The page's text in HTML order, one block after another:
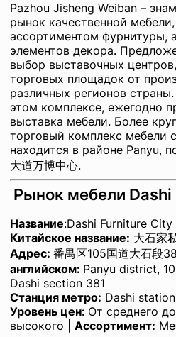
Pazhou Jisheng Weiban –
рынок качественной
ассортиментом фурнитуры,
элементов декора.
выбор выставочных
торговых площадок от
различных регионов
этом комплексе, ежегодно
выставка мебели. Более
торговый комплекс мебели
находится в районе Panyu,
大道万博中心.
Рынок мебели Dashi
Название:Dashi Furniture City
Китайское название: 大石家
Адрес: 番禺区105国道大石段
английском: Panyu district,
Dashi section 381
Станция метро: Dashi
Уровень цен: От среднего до
высокого | Ассортимент: